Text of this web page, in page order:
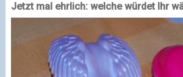
Jetzt mal ehrlich: welche würdet Ihr